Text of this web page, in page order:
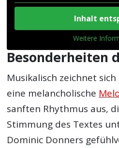
Inhalt
Weitere
Besonderheiten
Musikalisch zeichnet
eine melancholische
sanften Rhythmus aus,
Stimmung des Textes
Dominic Donners